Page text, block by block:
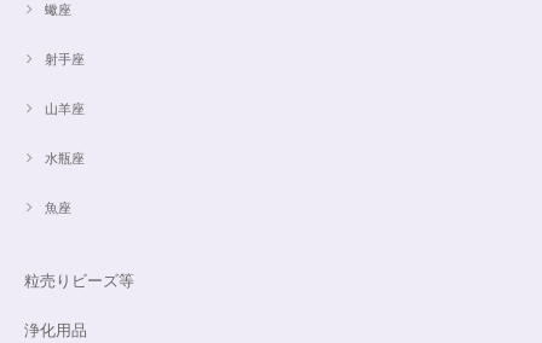
蠍座
射手座
山羊座
水瓶座
魚座
粒売りビーズ等
浄化用品